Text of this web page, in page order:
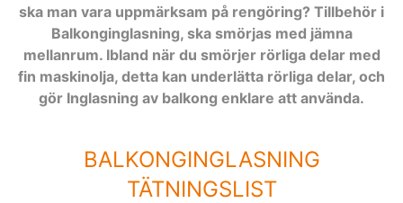
ska man vara uppmärksam på rengöring? Tillbehör i
Balkonginglasning, ska smörjas med jämna
mellanrum. Ibland när du smörjer rörliga delar med
fin maskinolja, detta kan underlätta rörliga delar, och
gör Inglasning av balkong enklare att använda.
BALKONGINGLASNING
TÄTNINGSLIST